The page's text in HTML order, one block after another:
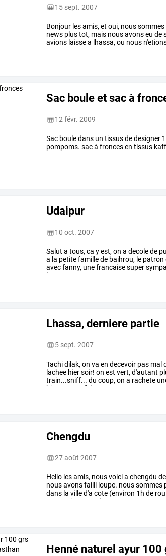
15 sept. 2007
Bonjour lesamis, et oui, noussommes
news plustot, mais nousavonseu de
avions laissea lhassa, ou nous
Sac boule et sac à
12 févr. 2009
Sac boule dans un tissus de designer
pompoms. sac à fronces en tissus
Udaipur
10 oct. 2007
Salut a tous,ca yest,on a decolede
a la petitefamillede baihrou, le patron
avecfanny, unefrancaisesupersympa
le
Lhassa, derniere partie
5 sept. 2007
Tachidilak, on va en decevoir pas mal
lachee hiersoir! on est vert, d'autant
train...sniff... du coup, on a rachete
bien.
refait
Chengdu
27 août 2007
Hello lesamis, nousvoicia chengdu
nousavonsfailli loupe. noussommes
dans la villed'a cote (environ 1h de
vite compris
Henné naturel ayur